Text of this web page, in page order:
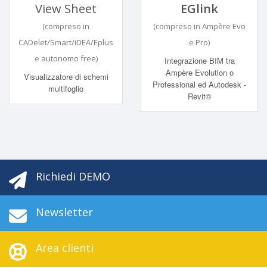
View Sheet
(compreso in
CADelet/Smart/iDEA/Eplus
e autonomo free)
Visualizzatore di schemi
multifoglio
EGlink
(compreso in Ampère Evo
e Pro)
Integrazione BIM tra
Ampère Evolution o
Professional ed Autodesk -
Revit©
Richiedi DEMO
Newsletter
Area clienti